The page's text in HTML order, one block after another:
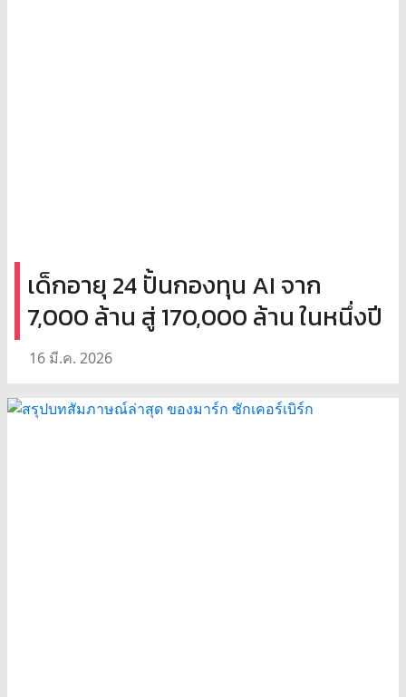
เด็กอายุ 24 ปั้นกองทุน AI จาก
7,000 ล้าน สู่ 170,000 ล้าน ในหนึ่งปี
16 มี.ค. 2026